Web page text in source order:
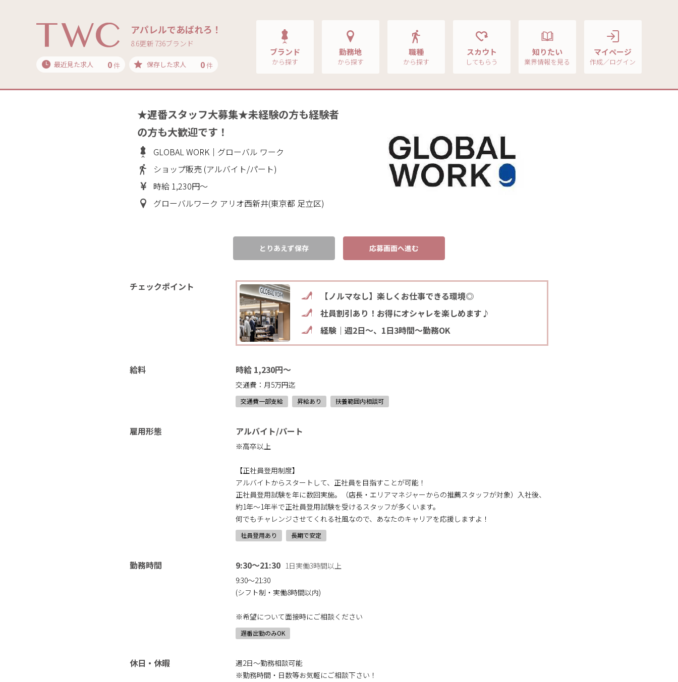
アパレルであばれろ！
8.6更新 736ブランド
最近見た求人 0件 保存した求人 0件
ブランド
から探す
勤務地
から探す
職種
から探す
スカウト
してもらう
知りたい
業界情報を見る
マイページ
作成／ログイン
★遅番スタッフ大募集★未経験の方も経験者
の方も大歓迎です！
GLOBAL WORK｜グローバル ワーク
ショップ販売 (アルバイト/パート)
時給 1,230円～
グローバルワーク アリオ西新井(東京都 足立区)
とりあえず保存 応募画面へ進む
チェックポイント
【ノルマなし】楽しくお仕事できる環境◎
社員割引あり！お得にオシャレを楽しめます♪
経験｜週2日～、1日3時間～勤務OK
給料 時給 1,230円～
交通費：月5万円迄
交通費一部支給 昇給あり 扶養範囲内相談可
雇用形態 アルバイト/パート
※高卒以上
【正社員登用制度】
アルバイトからスタートして、正社員を目指すことが可能！
正社員登用試験を年に数回実施。（店長・エリアマネジャーからの推薦スタッフが対象）入社後、
約1年～1年半で正社員登用試験を受けるスタッフが多くいます。
何でもチャレンジさせてくれる社風なので、あなたのキャリアを応援しますよ！
社員登用あり 長期で安定
勤務時間 9:30～21:30 1日実働3時間以上
9:30～21:30
(シフト制・実働8時間以内)
※希望について面接時にご相談ください
遅番出勤のみOK
休日・休暇
週2日～勤務相談可能
※勤務時間・日数等お気軽にご相談下さい！